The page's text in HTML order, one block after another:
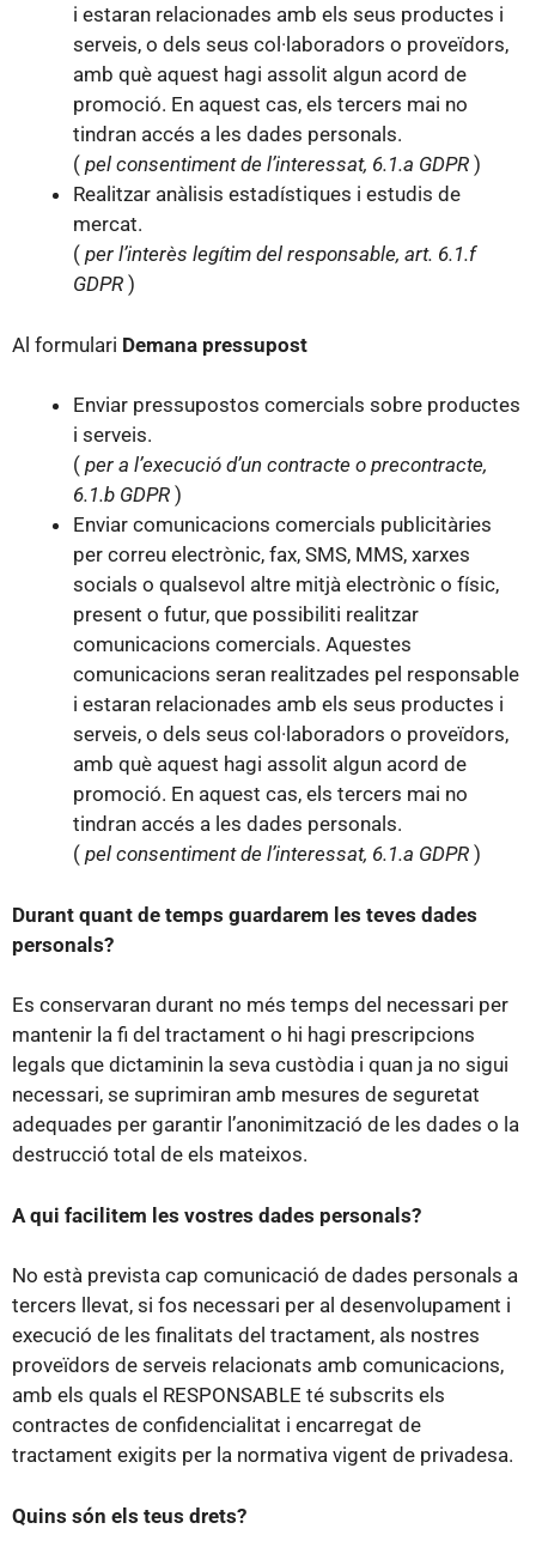
i estaran relacionades amb els seus productes i
serveis, o dels seus col·laboradors o proveïdors,
amb què aquest hagi assolit algun acord de
promoció. En aquest cas, els tercers mai no
tindran accés a les dades personals.
( pel consentiment de l’interessat, 6.1.a GDPR )
Realitzar anàlisis estadístiques i estudis de
mercat.
( per l’interès legítim del responsable, art. 6.1.f
GDPR )
Al formulari Demana pressupost
Enviar pressupostos comercials sobre productes
i serveis.
( per a l’execució d’un contracte o precontracte,
6.1.b GDPR )
Enviar comunicacions comercials publicitàries
per correu electrònic, fax, SMS, MMS, xarxes
socials o qualsevol altre mitjà electrònic o físic,
present o futur, que possibiliti realitzar
comunicacions comercials. Aquestes
comunicacions seran realitzades pel responsable
i estaran relacionades amb els seus productes i
serveis, o dels seus col·laboradors o proveïdors,
amb què aquest hagi assolit algun acord de
promoció. En aquest cas, els tercers mai no
tindran accés a les dades personals.
( pel consentiment de l’interessat, 6.1.a GDPR )
Durant quant de temps guardarem les teves dades
personals?
Es conservaran durant no més temps del necessari per
mantenir la fi del tractament o hi hagi prescripcions
legals que dictaminin la seva custòdia i quan ja no sigui
necessari, se suprimiran amb mesures de seguretat
adequades per garantir l’anonimització de les dades o la
destrucció total de els mateixos.
A qui facilitem les vostres dades personals?
No està prevista cap comunicació de dades personals a
tercers llevat, si fos necessari per al desenvolupament i
execució de les finalitats del tractament, als nostres
proveïdors de serveis relacionats amb comunicacions,
amb els quals el RESPONSABLE té subscrits els
contractes de confidencialitat i encarregat de
tractament exigits per la normativa vigent de privadesa.
Quins són els teus drets?